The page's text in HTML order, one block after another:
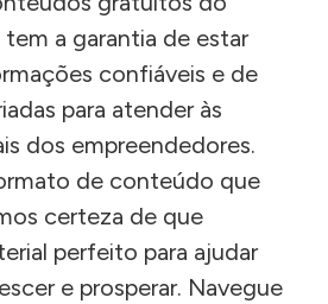
tem a garantia de estar
confiáveis e de
para atender às
dos empreendedores.
de conteúdo que
certeza de que
perfeito para ajudar
e prosperar. Navegue